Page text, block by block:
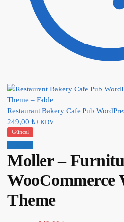
Restaurant Bakery Cafe Pub
249,00 ₺+ KDV
Güncel
Moller –
WooCommerce
Theme